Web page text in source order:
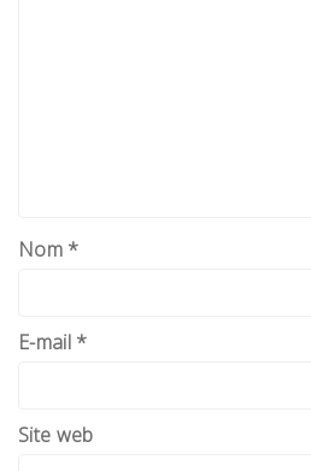
Nom *
E-mail *
Site web